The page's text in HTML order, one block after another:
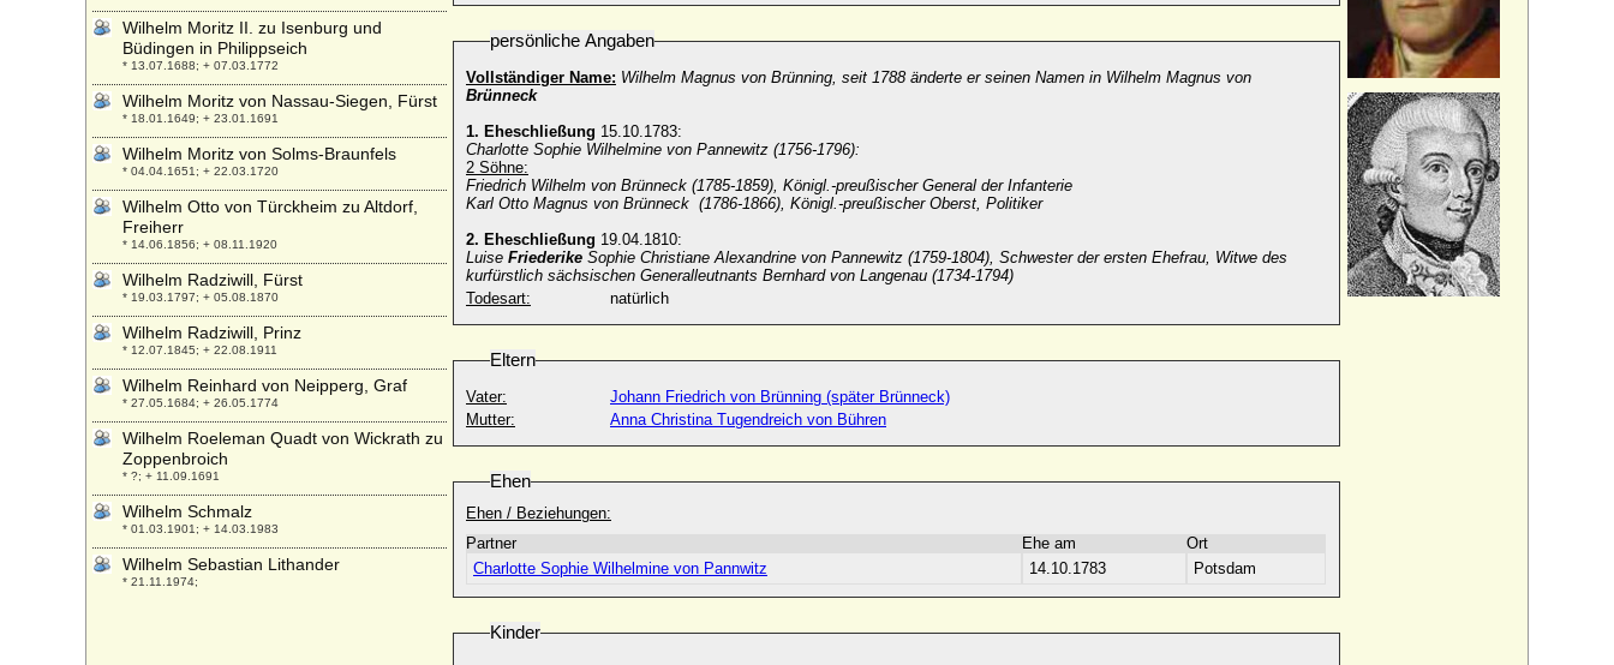
persönliche Angaben
Vollständiger Name: Wilhelm Magnus von Brünning, seit 1788 änderte er seinen Namen in Wilhelm Magnus von
Brünneck
1. Eheschließung 15.10.1783:
Charlotte Sophie Wilhelmine von Pannewitz (1756-1796):
2 Söhne:
Friedrich Wilhelm von Brünneck (1785-1859), Königl.-preußischer General der Infanterie
Karl Otto Magnus von Brünneck (1786-1866), Königl.-preußischer Oberst, Politiker
2. Eheschließung 19.04.1810:
Luise Friederike Sophie Christiane Alexandrine von Pannewitz (1759-1804), Schwester der ersten Ehefrau, Witwe des
kurfürstlich sächsischen Generalleutnants Bernhard von Langenau (1734-1794)
Todesart:
natürlich
Eltern
Vater:
Johann Friedrich von Brünning (später Brünneck)
Mutter:
Anna Christina Tugendreich von Bühren
Ehen
Ehen / Beziehungen:
Partner
Ehe am
Ort
Charlotte Sophie Wilhelmine von Pannwitz
14.10.1783 Potsdam
Kinder
Wilhelm Moritz II. zu Isenburg und
Büdingen in Philippseich
* 13.07.1688; + 07.03.1772
Wilhelm Moritz von Nassau-Siegen, Fürst
* 18.01.1649; + 23.01.1691
Wilhelm Moritz von Solms-Braunfels
* 04.04.1651; + 22.03.1720
Wilhelm Otto von Türckheim zu Altdorf,
Freiherr
* 14.06.1856; + 08.11.1920
Wilhelm Radziwill, Fürst
* 19.03.1797; + 05.08.1870
Wilhelm Radziwill, Prinz
* 12.07.1845; + 22.08.1911
Wilhelm Reinhard von Neipperg, Graf
* 27.05.1684; + 26.05.1774
Wilhelm Roeleman Quadt von Wickrath zu
Zoppenbroich
* ?; + 11.09.1691
Wilhelm Schmalz
* 01.03.1901; + 14.03.1983
Wilhelm Sebastian Lithander
* 21.11.1974;